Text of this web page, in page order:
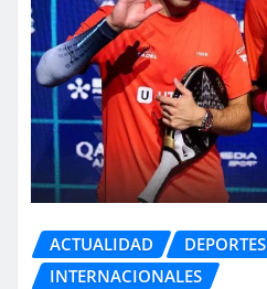
ACTUALIDAD
DEPORTES
INTERNACIONALES